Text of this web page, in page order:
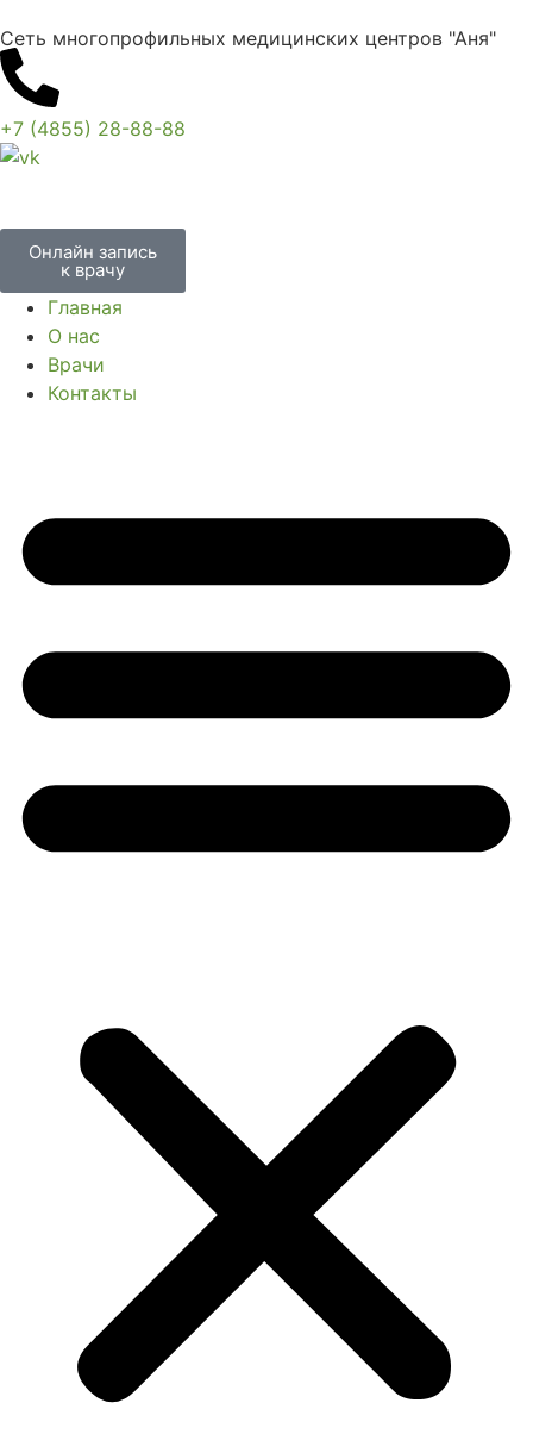
Сеть многопрофильных медицинских центров "Аня"
+7 (4855) 28-88-88
Онлайн запись
к врачу
Главная
О нас
Врачи
Контакты